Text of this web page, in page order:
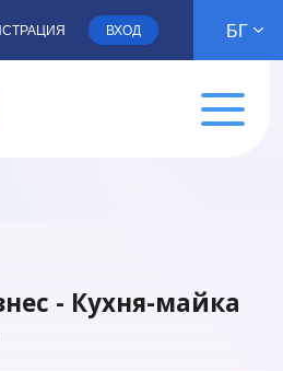
ВХОД БГ
- Кухня-майка